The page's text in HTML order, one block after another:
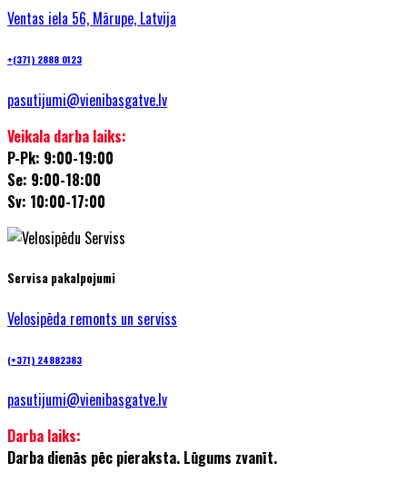
Ventas iela 56, Mārupe, Latvija
+(371) 2888 0123
pasutijumi@vienibasgatve.lv
Veikala darba laiks:
P-Pk: 9:00-19:00
Se: 9:00-18:00
Sv: 10:00-17:00
Servisa pakalpojumi
Velosipēda remonts un serviss
(+371) 24882383
pasutijumi@vienibasgatve.lv
Darba laiks:
Darba dienās pēc pieraksta. Lūgums zvanīt.